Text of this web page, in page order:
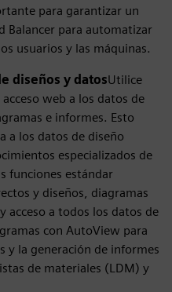
para garantizar un
Balancer para automatizar
usuarios y las máquinas.
diseños y datosUtilice
web a los datos de
e informes. Esto
a los datos de diseño
especializados de
funciones estándar
y diseños, diagramas
acceso a todos los datos de
con AutoView para
y la generación de informes
de materiales (LDM) y